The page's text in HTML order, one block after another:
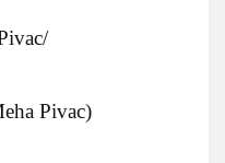
Pivac)